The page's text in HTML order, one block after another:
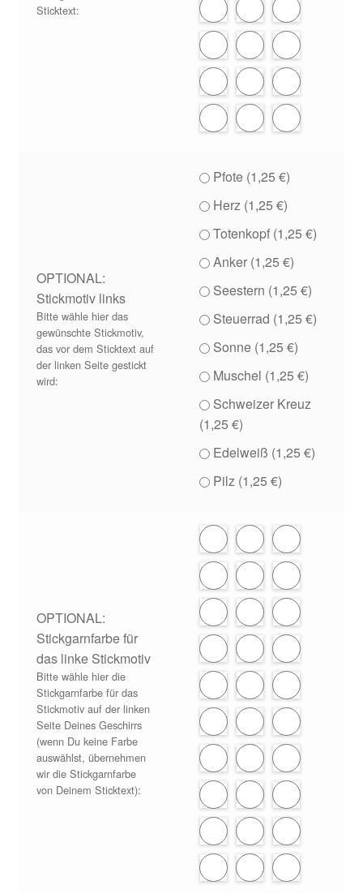
Sticktext:
OPTIONAL:
Stickmotiv links
Bitte wähle hier das
gewünschte Stickmotiv,
das vor dem Sticktext auf
der linken Seite gestickt
wird:
Pfote (1,25€)
Herz (1,25€)
Totenkopf (1,25€)
Anker (1,25€)
Seestern (1,25€)
Steuerrad (1,25€)
Sonne (1,25€)
Muschel (1,25€)
Schweizer Kreuz
(1,25€)
Edelweiß (1,25€)
Pilz (1,25€)
OPTIONAL:
Stickgarnfarbe für
das linke Stickmotiv
Bitte wähle hier die
Stickgarnfarbe für das
Stickmotiv auf der linken
Seite Deines Geschirrs
(wenn Du keine Farbe
auswählst, übernehmen
wir die Stickgarnfarbe
von Deinem Sticktext):